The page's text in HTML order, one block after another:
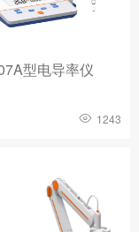
型电导率仪
1243